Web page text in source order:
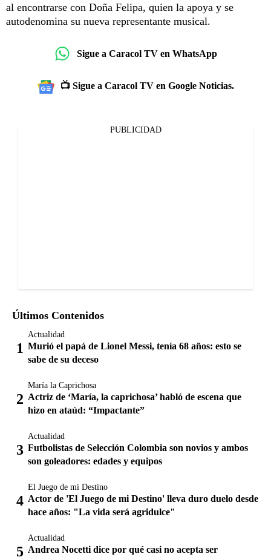
al encontrarse con Doña Felipa, quien la apoya y se
autodenomina su nueva representante musical.
Sigue a Caracol TV en WhatsApp
📺 Sigue a Caracol TV en Google Noticias.
PUBLICIDAD
Últimos Contenidos
Actualidad
Murió el papá de Lionel Messi, tenía 68 años: esto se
sabe de su deceso
María la Caprichosa
Actriz de ‘María, la caprichosa’ habló de escena que
hizo en ataúd: “Impactante”
Actualidad
Futbolistas de Selección Colombia son novios y ambos
son goleadores: edades y equipos
El Juego de mi Destino
Actor de 'El Juego de mi Destino' lleva duro duelo desde
hace años: "La vida será agridulce"
Actualidad
Andrea Nocetti dice por qué casi no acepta ser